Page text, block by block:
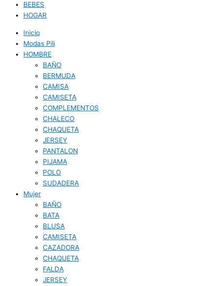
BEBES
HOGAR
Inicio
Modas Pili
HOMBRE
BAÑO
BERMUDA
CAMISA
CAMISETA
COMPLEMENTOS
CHALECO
CHAQUETA
JERSEY
PANTALON
PIJAMA
POLO
SUDADERA
Mujer
BAÑO
BATA
BLUSA
CAMISETA
CAZADORA
CHAQUETA
FALDA
JERSEY